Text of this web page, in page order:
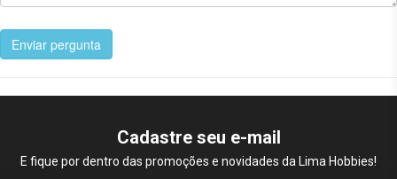
Enviar pergunta
Cadastre seu e-mail
E fique por dentro das promoções e novidades da Lima Hobbies!